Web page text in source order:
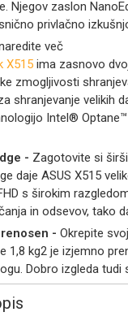
Njegov zaslon
privlačno
več
X515ima zasnovo
zmogljivosti
shranjevanje velikih
Intel®
- Zagotovite si
daje ASUS X515
s širokim
in odsevov, tako
- Okrepite
1,8 kg2 je izjemno
Dobro izgleda